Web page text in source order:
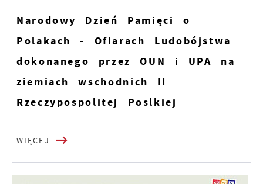
Narodowy Dzień Pamięci o
Polakach - Ofiarach Ludobójstwa
dokonanego przez OUN i UPA na
ziemiach wschodnich II
Rzeczypospolitej Poslkiej
WIĘCEJ